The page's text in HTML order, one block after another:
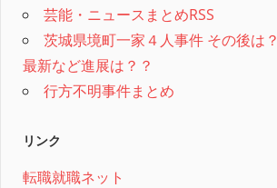
芸能・ニュースまとめRSS
茨城県境町一家４人事件 その後は？
最新など進展は？？
行方不明事件まとめ
リンク
転職就職ネット